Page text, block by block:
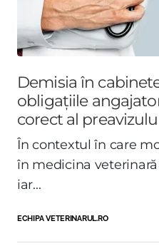
Demisia în
obligațiile
corect al
În contextul în care
în medicina
iar...
ECHIPA VETERINARUL.RO